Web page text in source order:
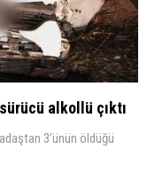
alkollü çıktı
3’ünün öldüğü